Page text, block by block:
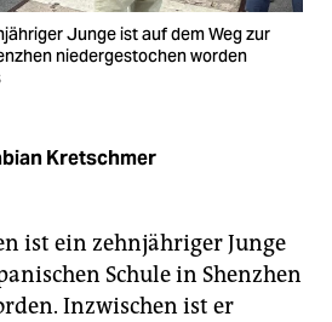
Junge ist auf dem Weg zur
niedergestochen worden
Kretschmer
ist ein zehnjähriger Junge
Schule in Shenzhen
Inzwischen ist er